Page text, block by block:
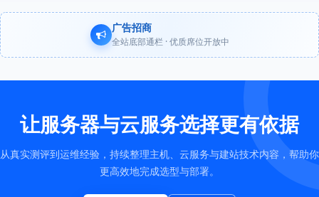
广告招商
全站底部通栏 · 优质席位开放中
让服务器与云服务选择更有依据
从真实测评到运维经验，持续整理主机、云服务与建站技术内容，帮助你
更高效地完成选型与部署。